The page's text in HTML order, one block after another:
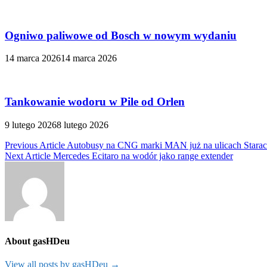
Ogniwo paliwowe od Bosch w nowym wydaniu
14 marca 202614 marca 2026
Tankowanie wodoru w Pile od Orlen
9 lutego 20268 lutego 2026
Nawigacja
wpisu
Previous Article Autobusy na CNG marki MAN już na ulicach
Next Article Mercedes Ecitaro na wodór jako range extender
About gasHDeu
View all posts by gasHDeu →